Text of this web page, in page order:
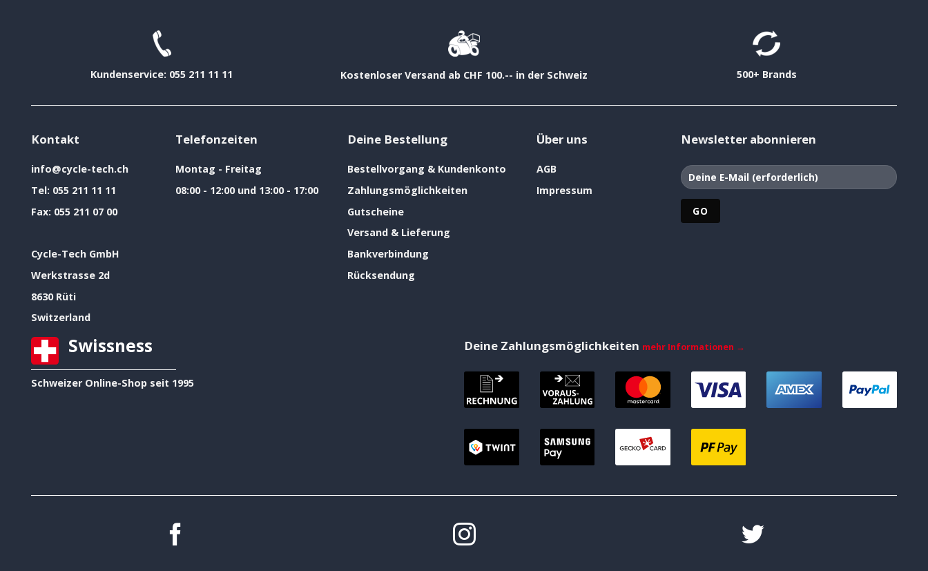
Kundenservice: 055 211 11 11 Kostenloser Versand ab CHF 100.-- in der Schweiz 500+ Brands
Kontakt
info@cycle-tech.ch
Tel: 055 211 11 11
Fax: 055 211 07 00
Cycle-Tech GmbH
Werkstrasse 2d
8630 Rüti
Switzerland
Telefonzeiten
Montag - Freitag
08:00 - 12:00 und 13:00 - 17:00
Deine Bestellung
Bestellvorgang & Kundenkonto
Zahlungsmöglichkeiten
Gutscheine
Versand & Lieferung
Bankverbindung
Rücksendung
Über uns
AGB
Impressum
Newsletter abonnieren
Swissness
Schweizer Online-Shop seit 1995
Deine Zahlungsmöglichkeiten mehr Informationen →